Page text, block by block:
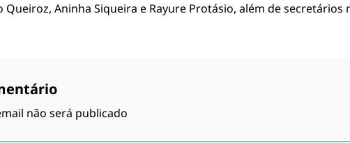
Queiroz, Aninha Siqueira e Rayure Protásio, além de
não será publicado